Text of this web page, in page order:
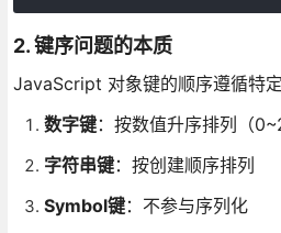
2. 键序问题的本质
JavaScript 对象键的顺序遵循特定
数字键：按数值升序排列（
字符串键：按创建顺序排列
Symbol键：不参与序列化